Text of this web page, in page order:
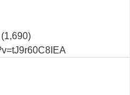
(1,690)